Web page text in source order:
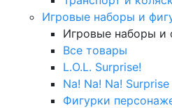
Игровые наборы и
Игровые наборы и
Все товары
L.O.L. Surprise!
Na! Na! Na! Surprise
Фигурки